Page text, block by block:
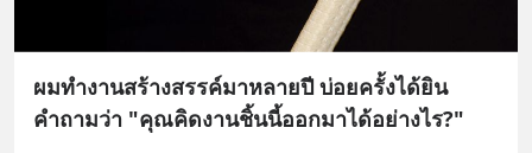
ผมทำงานสร้างสรรค์มาหลายปี บ่อยครั้งได้ยิน
คำถามว่า "คุณคิดงานชิ้นนี้ออกมาได้อย่างไร?"